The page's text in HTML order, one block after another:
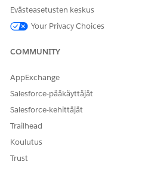
KATSO MYÖS:
Salesforce-organisaatiosi
RATKAISIKO TÄMÄ
Anna palautetta, jotta
Evästeasetusten keskus
Your Privacy Choices
COMMUNITY
AppExchange
Salesforce-pääkäyttäjät
Salesforce-kehittäjät
Trailhead
Koulutus
Trust